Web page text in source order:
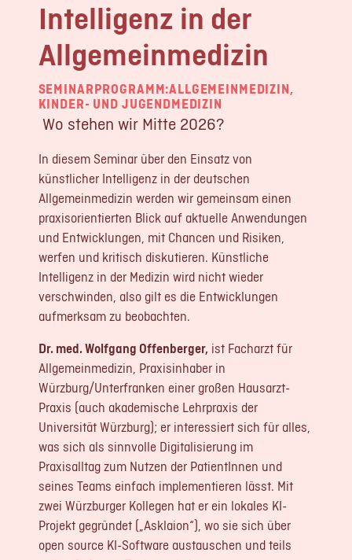
LOGIN
REGISTRIERUNG
Impressum
Datenschutz
Intelligenz in der
Allgemeinmedizin
SEMINARPROGRAMM:ALLGEMEINMEDIZIN,
KINDER- UND JUGENDMEDIZIN
Wo stehen wir Mitte 2026?
In diesem Seminar über den Einsatz von
künstlicher Intelligenz in der deutschen
Allgemeinmedizin werden wir gemeinsam einen
praxisorientierten Blick auf aktuelle Anwendungen
und Entwicklungen, mit Chancen und Risiken,
werfen und kritisch diskutieren. Künstliche
Intelligenz in der Medizin wird nicht wieder
verschwinden, also gilt es die Entwicklungen
aufmerksam zu beobachten.
Dr. med. Wolfgang Offenberger,ist Facharzt für
Allgemeinmedizin, Praxisinhaber in
Würzburg/Unterfranken einer großen Hausarzt-
Praxis (auch akademische Lehrpraxis der
Universität Würzburg); er interessiert sich für alles,
was sich als sinnvolle Digitalisierung im
Praxisalltag zum Nutzen der PatientInnen und
seines Teams einfach implementieren lässt. Mit
zwei Würzburger Kollegen hat er ein lokales KI-
Projekt gegründet („Asklaion“), wo sie sich über
open source KI-Software austauschen und teils